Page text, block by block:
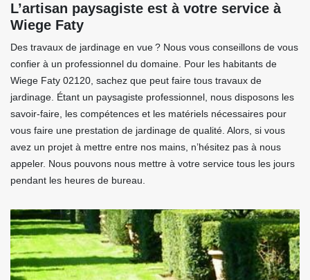
L’artisan paysagiste est à votre service à
Wiege Faty
Des travaux de jardinage en vue ? Nous vous conseillons de vous
confier à un professionnel du domaine. Pour les habitants de
Wiege Faty 02120, sachez que peut faire tous travaux de
jardinage. Étant un paysagiste professionnel, nous disposons les
savoir-faire, les compétences et les matériels nécessaires pour
vous faire une prestation de jardinage de qualité. Alors, si vous
avez un projet à mettre entre nos mains, n’hésitez pas à nous
appeler. Nous pouvons nous mettre à votre service tous les jours
pendant les heures de bureau.